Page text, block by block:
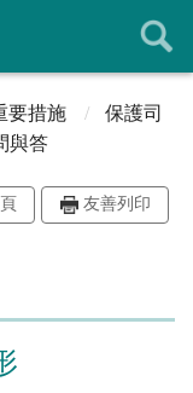
要措施
保護司
與答
友善列印